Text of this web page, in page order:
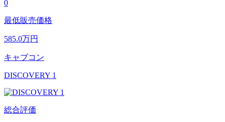
0
最低販売価格
585.0万円
キャブコン
DISCOVERY 1
総合評価